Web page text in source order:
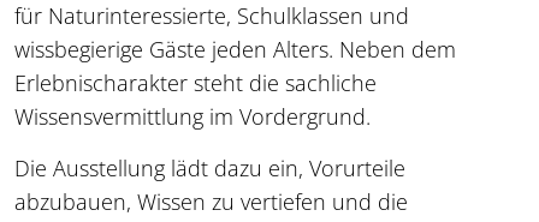
für Naturinteressierte, Schulklassen und
wissbegierige Gäste jeden Alters. Neben dem
Erlebnischarakter steht die sachliche
Wissensvermittlung im Vordergrund.
Die Ausstellung lädt dazu ein, Vorurteile
abzubauen, Wissen zu vertiefen und die